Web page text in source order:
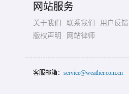
网站服务
关于我们 联系我们
用户反馈
版权声明
网站律师
客服邮箱： service@weather.com.cn